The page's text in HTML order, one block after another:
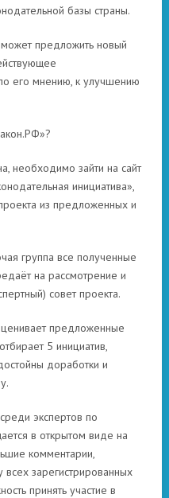
базы страны.
предложить новый
его мнению, к улучшению
необходимо зайти на сайт
инициатива»,
из предложенных и
группа все полученные
на рассмотрение и
совет проекта.
предложенные
5 инициатив,
доработки и
экспертов по
в открытом виде на
комментарии,
зарегистрированных
принять участие в